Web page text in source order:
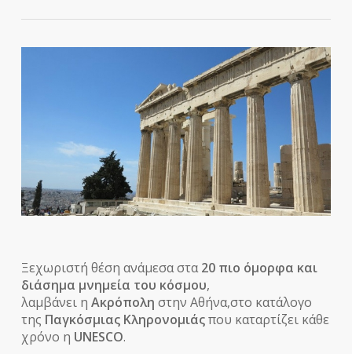
Ξεχωριστή θέση ανάμεσα στα20 πιο όμορφα και
διάσημα μνημεία του κόσμου,
λαμβάνει η Ακρόπολη στην Αθήνα,στο κατάλογο
της Παγκόσμιας Κληρονομιάςπου καταρτίζει κάθε
χρόνο η UNESCO.